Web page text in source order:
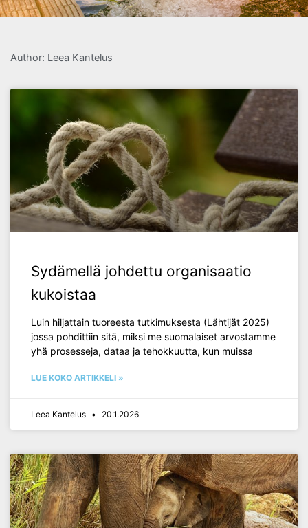
Author: Leea Kantelus
Sydämellä johdettu organisaatio
kukoistaa
Luin hiljattain tuoreesta tutkimuksesta (Lähtijät 2025)
jossa pohdittiin sitä, miksi me suomalaiset arvostamme
yhä prosesseja, dataa ja tehokkuutta, kun muissa
LUE KOKO ARTIKKELI »
Leea Kantelus 20.1.2026